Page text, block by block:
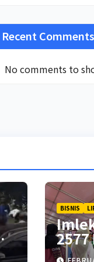
Recent Comments
No comments to
BISNIS